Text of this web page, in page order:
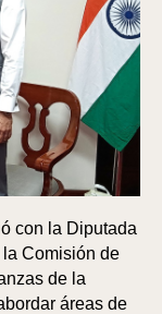
con la Diputada
Comisión de
de la
áreas de